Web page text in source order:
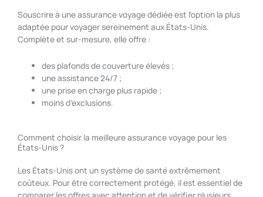
Souscrire à une assurance voyage dédiée est l’option la plus
adaptée pour voyager sereinement aux États-Unis.
Complète et sur-mesure, elle offre :
des plafonds de couverture élevés ;
une assistance 24/7 ;
une prise en charge plus rapide ;
moins d’exclusions.
Comment choisir la meilleure assurance voyage pour les
États-Unis ?
Les États-Unis ont un système de santé extrêmement
coûteux. Pour être correctement protégé, il est essentiel de